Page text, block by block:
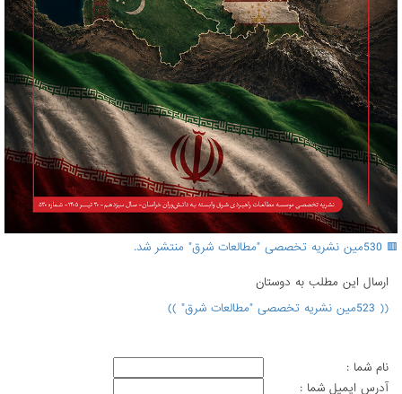
🟥 530مین نشریه تخصصی "مطالعات شرق" منتشر شد.
ارسال اين مطلب به دوستان
(( 523مین نشریه تخصصی "مطالعات شرق" ))
نام شما :
آدرس ايميل شما :